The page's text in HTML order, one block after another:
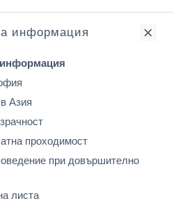
информация
Азия
проходимост
при довършително
листа